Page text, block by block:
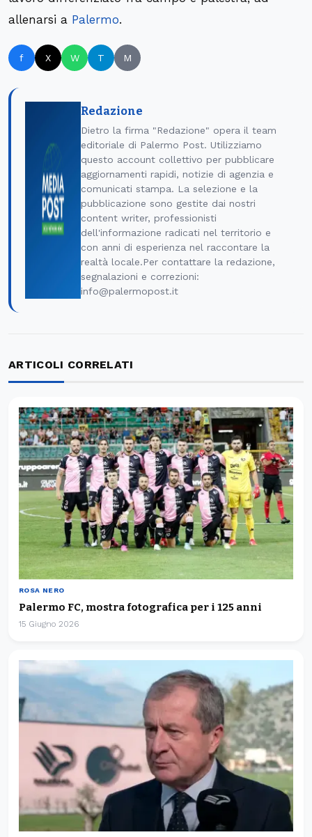
allenarsi a Palermo.
f X W T M
Redazione
Dietro la firma "Redazione" opera il team
editoriale di Palermo Post. Utilizziamo
questo account collettivo per pubblicare
aggiornamenti rapidi, notizie di agenzia e
comunicati stampa. La selezione e la
pubblicazione sono gestite dai nostri
content writer, professionisti
dell'informazione radicati nel territorio e
con anni di esperienza nel raccontare la
realtà locale.Per contattare la redazione,
segnalazioni e correzioni:
info@palermopost.it
ARTICOLI CORRELATI
ROSA NERO
Palermo FC, mostra fotografica per i 125 anni
15 Giugno 2026